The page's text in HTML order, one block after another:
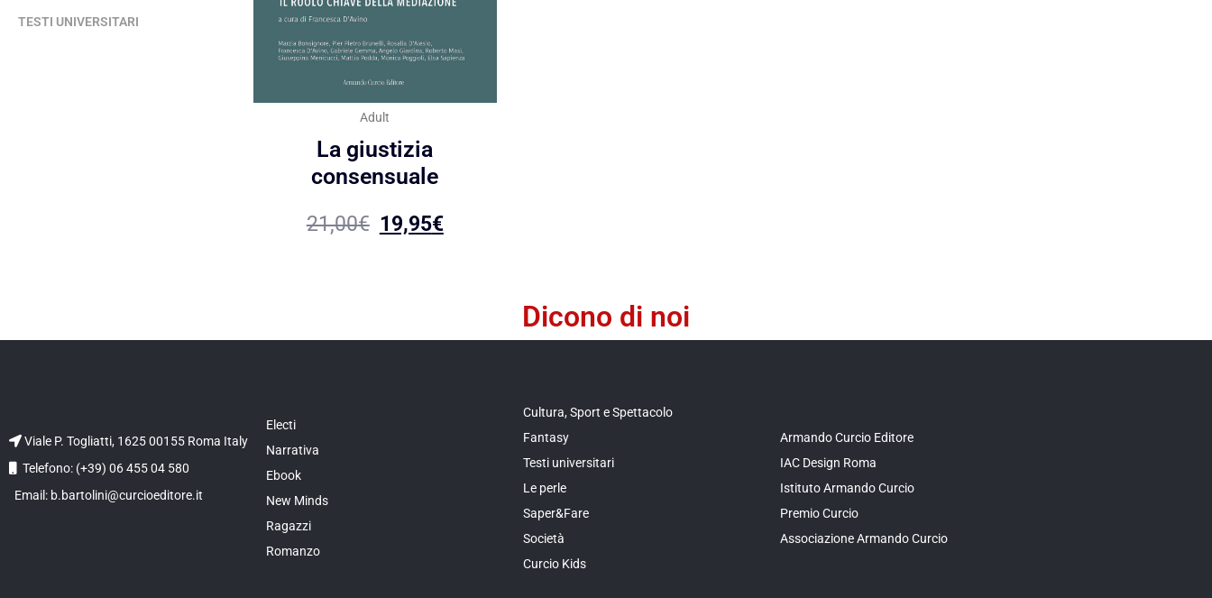
TESTI UNIVERSITARI
Adult
La giustizia
consensuale
21,00€ 19,95€
Dicono di noi
Viale P. Togliatti, 1625 00155 Roma Italy
Telefono: (+39) 06 455 04 580
Email: b.bartolini@curcioeditore.it
Electi
Narrativa
Ebook
New Minds
Ragazzi
Romanzo
Cultura, Sport e Spettacolo
Fantasy
Testi universitari
Le perle
Saper&Fare
Società
Curcio Kids
Armando Curcio Editore
IAC Design Roma
Istituto Armando Curcio
Premio Curcio
Associazione Armando Curcio